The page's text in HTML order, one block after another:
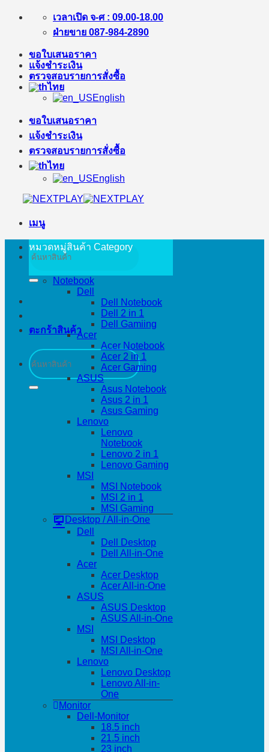
ข้าม
เนื้อหา
เวลาเปิด จ-ศ : 09.00-18.00
ฝ่ายขาย 087-984-2890
ขอใบเสนอราคา
แจ้งชำระเงิน
ตรวจสอบรายการสั่งซื้อ
ไทย
English
ขอใบเสนอราคา
แจ้งชำระเงิน
ตรวจสอบรายการสั่งซื้อ
ไทย
English
เมนู
ค้นหา:
ตะกร้าสินค้า
ค้นหา:
หมวดหมู่สินค้า Category
Notebook
Dell
Dell Notebook
Dell 2 in 1
Dell Gamiing
Acer
Acer Notebook
Acer 2 in 1
Acer Gaming
ASUS
Asus Notebook
Asus 2 in 1
Asus Gaming
Lenovo
Lenovo
Notebook
Lenovo 2 in 1
Lenovo Gaming
MSI
MSI Notebook
MSI 2 in 1
MSI Gaming
Desktop / All-in-One
Dell
Dell Desktop
Dell All-in-One
Acer
Acer Desktop
Acer All-in-One
ASUS
ASUS Desktop
ASUS All-in-One
MSI
MSI Desktop
MSI All-in-One
Lenovo
Lenovo Desktop
Lenovo All-in-
One
Monitor
Dell-Monitor
18.5 inch
21.5 inch
23 inch